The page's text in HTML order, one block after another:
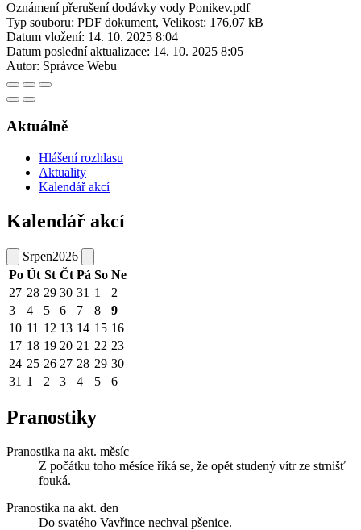
Oznámení přerušení dodávky vody Ponikev.pdf
Typ souboru: PDF dokument, Velikost: 176,07 kB
Datum vložení: 14. 10. 2025 8:04
Datum poslední aktualizace: 14. 10. 2025 8:05
Autor: Správce Webu
Aktuálně
Hlášení rozhlasu
Aktuality
Kalendář akcí
Kalendář akcí
Srpen2026
Po Út St Čt Pá So Ne
27 28 29 30 31 1
2
3
4 5 6 7 8
9
10 11 12 13 14 15 16
17 18 19 20 21 22 23
24 25 26 27 28 29 30
31 1 2 3 4 5 6
Pranostiky
Pranostika na akt. měsíc
Z počátku toho měsíce říká se, že opět studený vítr ze strnišť
fouká.
Pranostika na akt. den
Do svatého Vavřince nechval pšenice.